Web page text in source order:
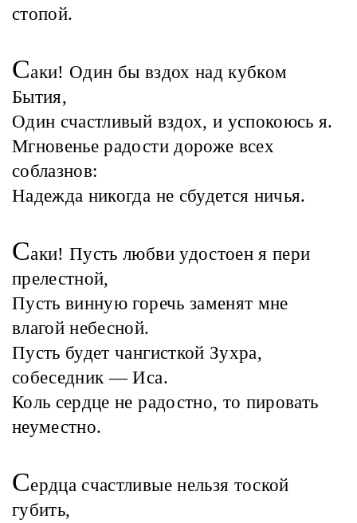
стопой.
Саки! Один бы вздох над кубком
Бытия,
Один счастливый вздох, и успокоюсь я.
Мгновенье радости дороже всех
соблазнов:
Надежда никогда не сбудется ничья.
Саки! Пусть любви удостоен я пери
прелестной,
Пусть винную горечь заменят мне
влагой небесной.
Пусть будет чангисткой Зухра,
собеседник — Иса.
Коль сердце не радостно, то пировать
неуместно.
Сердца счастливые нельзя тоской
губить,